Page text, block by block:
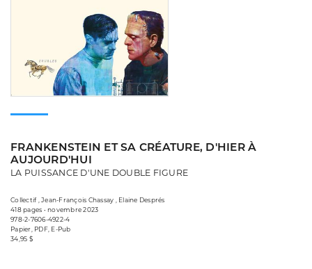
FRANKENSTEIN ET SA CRÉATURE, D'HIER À
AUJOURD'HUI
LA PUISSANCE D'UNE DOUBLE FIGURE
Collectif , Jean-François Chassay , Elaine Després
418 pages • novembre 2023
978-2-7606-4922-4
Papier, PDF, E-Pub
34,95 $